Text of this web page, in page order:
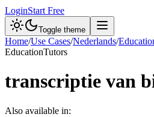
LoginStart Free
Toggle theme
Home/Use Cases/Nederlands/
EducationTutors
transcriptie van
Also available in: